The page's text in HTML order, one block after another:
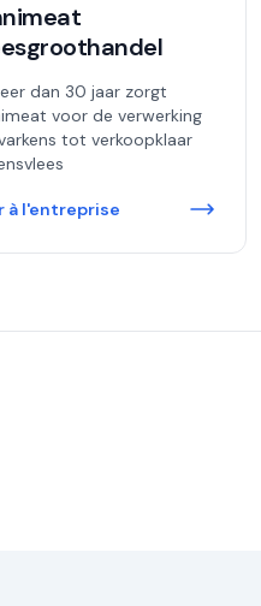
dan 30 jaar zorgt
voor de verwerking
tot verkoopklaar
à l'entreprise